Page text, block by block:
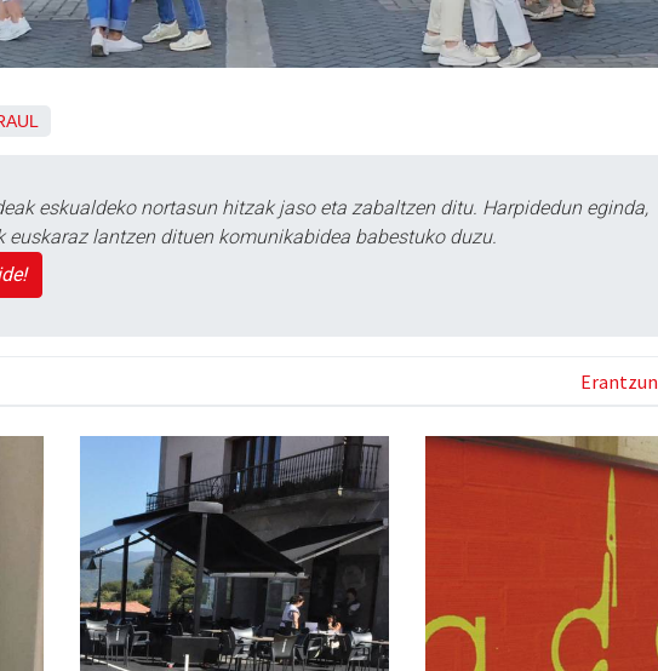
eskualdeko nortasun hitzak jaso eta zabaltzen ditu. Harpidedun eginda,
euskaraz lantzen dituen komunikabidea babestuko duzu.
Erantzun